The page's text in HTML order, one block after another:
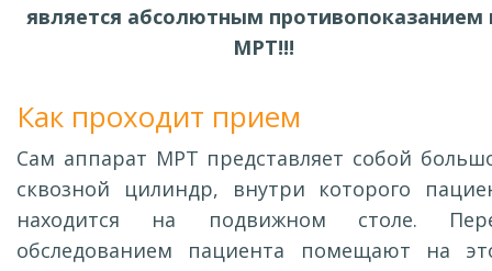
является абсолютным противопоказанием
МРТ!!!
Как проходит прием
Сам аппарат МРТ представляет собой
сквозной цилиндр, внутри которого
находится на подвижном столе.
обследованием пациента помещают на